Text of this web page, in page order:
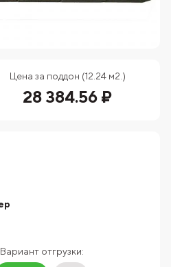
Цена за поддон (12.24 м2.)
28 384.56 ₽
Вариант отгрузки: